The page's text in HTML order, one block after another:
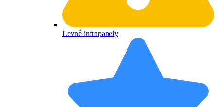
Levné infrapanely